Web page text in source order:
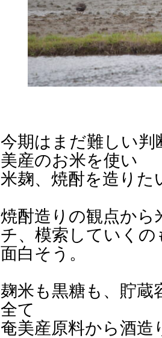
今期はまだ難しい
美産のお米を使い
米麹、焼酎を造りた
焼酎造りの観点から
チ、模索していくの
面白そう。
麹米も黒糖も、貯
全て
奄美産原料から酒造